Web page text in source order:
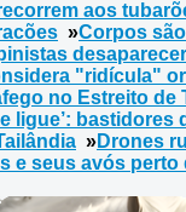
aos
»Corpos
"ridícula"
no Estreito de
ligue’: bastidores
»Drones
e seus avós perto